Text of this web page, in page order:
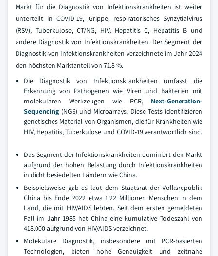
Markt für die Diagnostik von Infektionskrankheiten ist weiter
unterteilt in COVID-19, Grippe, respiratorisches Synzytialvirus
(RSV), Tuberkulose, CT/NG, HIV, Hepatitis C, Hepatitis B und
andere Diagnostik von Infektionskrankheiten. Der Segment der
Diagnostik von Infektionskrankheiten verzeichnete im Jahr 2024
den höchsten Marktanteil von 71,8 %.
Die Diagnostik von Infektionskrankheiten umfasst die
Erkennung von Pathogenen wie Viren und Bakterien mit
molekularen Werkzeugen wie PCR, Next-Generation-
Sequencing (NGS) und Microarrays. Diese Tests identifizieren
genetisches Material von Organismen, die für Krankheiten wie
HIV, Hepatitis, Tuberkulose und COVID-19 verantwortlich sind.
Das Segment der Infektionskrankheiten dominiert den Markt
aufgrund der hohen Belastung durch Infektionskrankheiten
in dicht besiedelten Ländern wie China.
Beispielsweise gab es laut dem Staatsrat der Volksrepublik
China bis Ende 2022 etwa 1,22 Millionen Menschen in dem
Land, die mit HIV/AIDS lebten. Seit dem ersten gemeldeten
Fall im Jahr 1985 hat China eine kumulative Todeszahl von
418.000 aufgrund von HIV/AIDS verzeichnet.
Molekulare Diagnostik, insbesondere mit PCR-basierten
Technologien, bieten hohe Genauigkeit und zeitnahe